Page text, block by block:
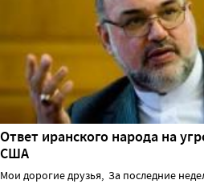
Ответ иранского народа на
США
Мои дорогие друзья, За последние